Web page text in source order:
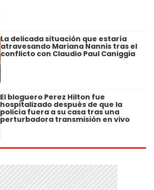
La delicada situación que estaría
atravesando Mariana Nannis tras el
conflicto con Claudio Paul Caniggia
El bloguero Perez Hilton fue
hospitalizado después de que la
policía fuera a su casa tras una
perturbadora transmisión en vivo